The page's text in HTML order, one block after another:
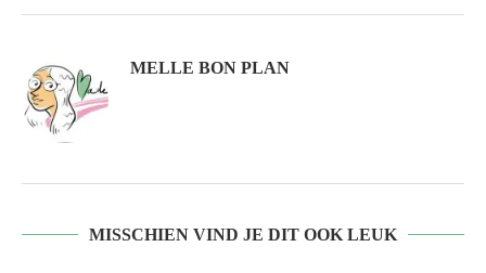
MELLE BON PLAN
MISSCHIEN VIND JE DIT OOK LEUK